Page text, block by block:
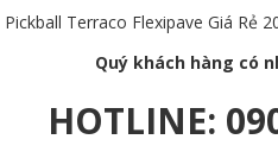
Terraco Flexipave Giá Rẻ
Quý khách hàng có
HOTLINE: